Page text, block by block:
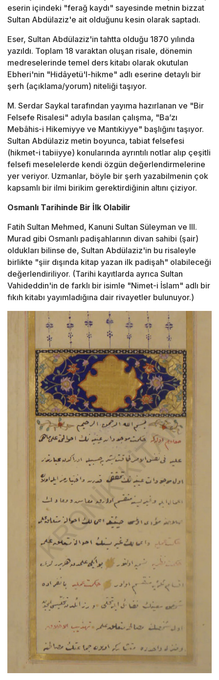
eserin içindeki "ferağ kaydı" sayesinde metnin bizzat
Sultan Abdülaziz'e ait olduğunu kesin olarak saptadı.
Eser, Sultan Abdülaziz'in tahtta olduğu 1870 yılında
yazıldı. Toplam 18 varaktan oluşan risale, dönemin
medreselerinde temel ders kitabı olarak okutulan
Ebheri'nin "Hidâyetü'l-hikme" adlı eserine detaylı bir
şerh (açıklama/yorum) niteliği taşıyor.
M. Serdar Saykal tarafından yayıma hazırlanan ve "Bir
Felsefe Risalesi" adıyla basılan çalışma, "Ba’zı
Mebâhis-i Hikemiyye ve Mantıkiyye" başlığını taşıyor.
Sultan Abdülaziz metin boyunca, tabiat felsefesi
(hikmet-i tabiiyye) konularında ayrıntılı notlar alıp çeşitli
felsefi meselelerde kendi özgün değerlendirmelerine
yer veriyor. Uzmanlar, böyle bir şerh yazabilmenin çok
kapsamlı bir ilmi birikim gerektirdiğinin altını çiziyor.
Osmanlı Tarihinde Bir İlk Olabilir
Fatih Sultan Mehmed, Kanuni Sultan Süleyman ve III.
Murad gibi Osmanlı padişahlarının divan sahibi (şair)
oldukları bilinse de, Sultan Abdülaziz'in bu risaleyle
birlikte "şiir dışında kitap yazan ilk padişah" olabileceği
değerlendiriliyor. (Tarihi kayıtlarda ayrıca Sultan
Vahideddin'in de farklı bir isimle "Nimet-i İslam" adlı bir
fıkıh kitabı yayımladığına dair rivayetler bulunuyor.)